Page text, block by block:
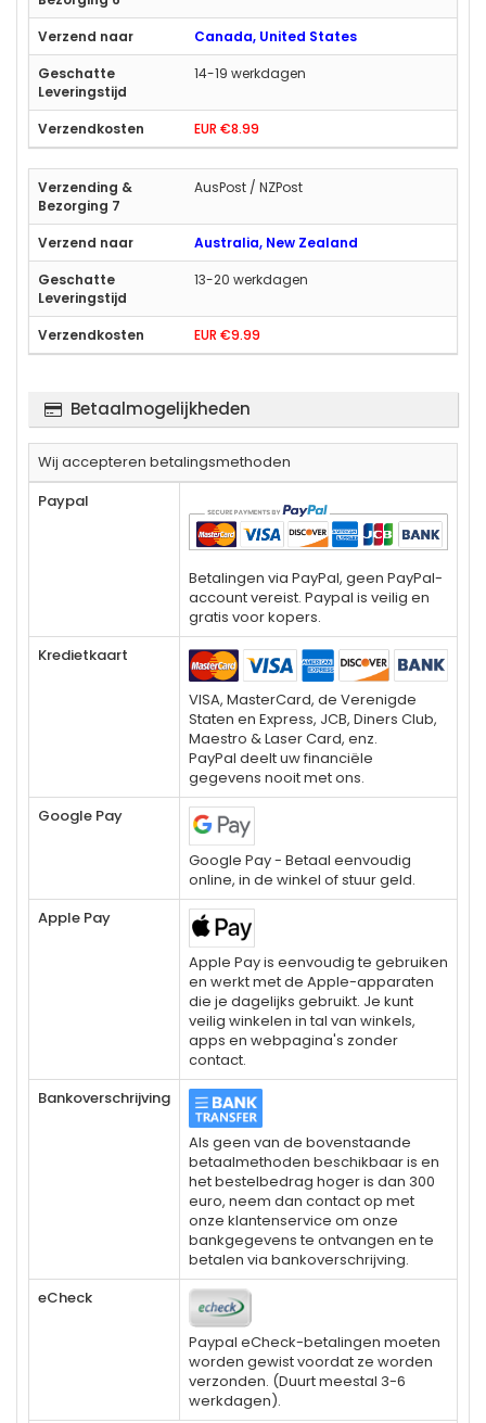
Canada, United States
14-19 werkdagen
EUR €8.99
AusPost / NZPost
Australia, New Zealand
13-20 werkdagen
EUR €9.99
Betaalmogelijkheden
Wij accepteren betalingsmethoden
Paypal
Betalingen via PayPal, geen PayPal-
account vereist. Paypal is veilig en
gratis voor kopers.
Kredietkaart
VISA, MasterCard, de Verenigde
Staten en Express, JCB, Diners Club,
Maestro & Laser Card, enz.
PayPal deelt uw financiële
gegevens nooit met ons.
Google Pay
Google Pay - Betaal eenvoudig
online, in de winkel of stuur geld.
Apple Pay
Apple Pay is eenvoudig te gebruiken
en werkt met de Apple-apparaten
die je dagelijks gebruikt. Je kunt
veilig winkelen in tal van winkels,
apps en webpagina's zonder
contact.
Bankoverschrijving
Als geen van de bovenstaande
betaalmethoden beschikbaar is en
het bestelbedrag hoger is dan 300
euro, neem dan contact op met
onze klantenservice om onze
bankgegevens te ontvangen en te
betalen via bankoverschrijving.
eCheck
Paypal eCheck-betalingen moeten
worden gewist voordat ze worden
verzonden. (Duurt meestal 3-6
werkdagen).